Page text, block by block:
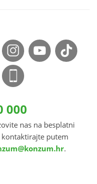
000
nas na besplatni
putem
.